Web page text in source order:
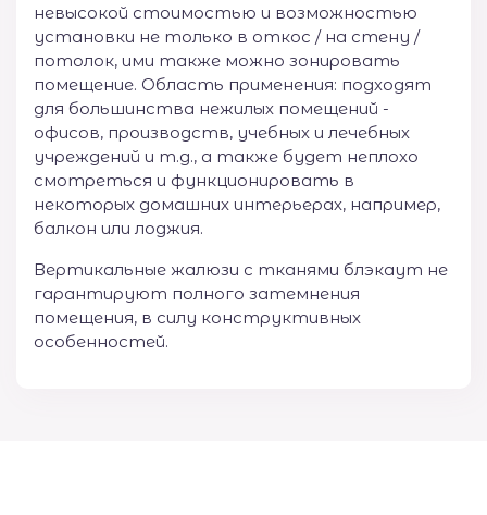
невысокой стоимостью и возможностью
установки не только в откос / на стену /
потолок, ими также можно зонировать
помещение. Область применения: подходят
для большинства нежилых помещений -
офисов, производств, учебных и лечебных
учреждений и т.д., а также будет неплохо
смотреться и функционировать в
некоторых домашних интерьерах, например,
балкон или лоджия.
Вертикальные жалюзи с тканями блэкаут не
гарантируют полного затемнения
помещения, в силу конструктивных
особенностей.